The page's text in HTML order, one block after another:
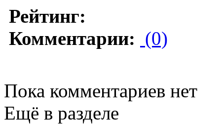
Рейтинг:
Комментарии: (0)
Пока комментариев нет
Ещё в разделе